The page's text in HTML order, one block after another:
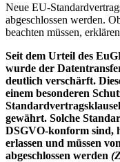
Neue EU-
abgeschlossen werden.
beachten müssen,
Seit dem Urteil des
wurde der
deutlich verschärft.
einem besonderen
gewährt. Solche
DSGVO-konform sind,
erlassen und müssen
abgeschlossen werden